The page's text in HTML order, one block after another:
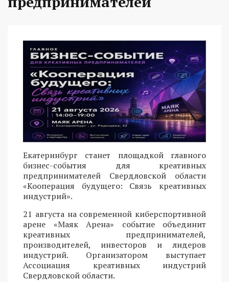
Екатеринбург станет площадкой главного
бизнес-события для креативных
предпринимателей Свердловской области
«Кооперация будущего: Связь креативных
индустрий».
21 августа на современной киберспортивной
арене «Маяк Арена» событие объединит
креативных предпринимателей,
производителей, инвесторов и лидеров
индустрий. Организатором выступает
Ассоциация креативных индустрий
Свердловской области.